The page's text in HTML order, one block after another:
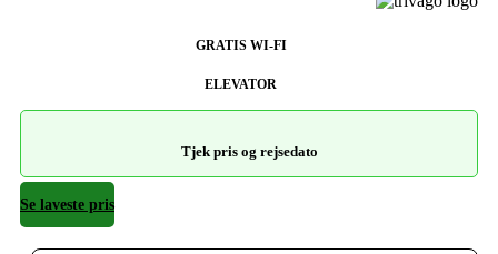
GRATIS WI-FI
ELEVATOR
Tjek pris og rejsedato
Se laveste pris